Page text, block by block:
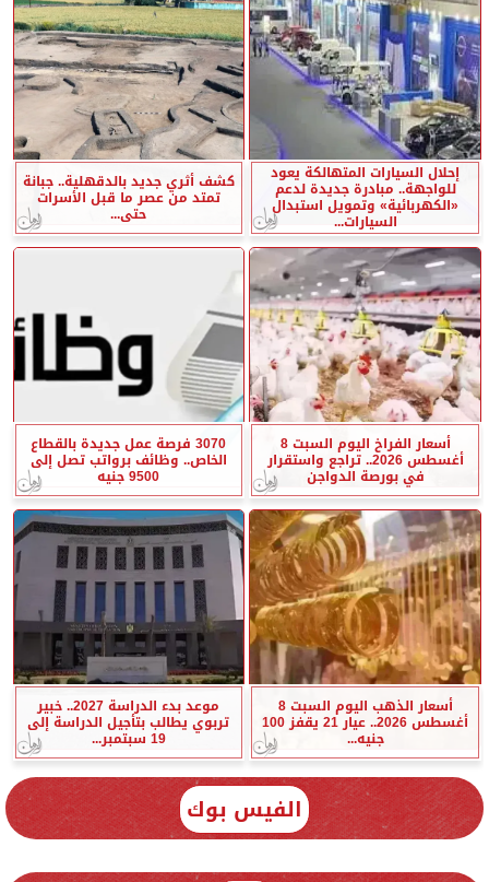
إحلال السيارات المتهالكة يعود
للواجهة.. مبادرة جديدة لدعم
«الكهربائية» وتمويل استبدال
السيارات...
كشف أثري جديد بالدقهلية.. جبانة
تمتد من عصر ما قبل الأسرات
حتى...
أسعار الفراخ اليوم السبت 8
أغسطس 2026.. تراجع واستقرار
في بورصة الدواجن
3070 فرصة عمل جديدة بالقطاع
الخاص.. وظائف برواتب تصل إلى
9500 جنيه
أسعار الذهب اليوم السبت 8
أغسطس 2026.. عيار 21 يقفز 100
جنيه...
موعد بدء الدراسة 2027.. خبير
تربوي يطالب بتأجيل الدراسة إلى
19 سبتمبر...
الفيس بوك